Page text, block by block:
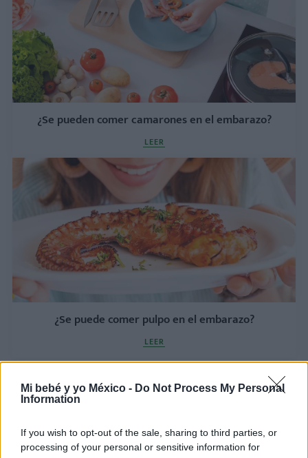
Mi bebé y yo México - Do Not Process My Personal
Information
If you wish to opt-out of the sale, sharing to third parties, or
processing of your personal or sensitive information for
¿Se pueden comer camarones en el embarazo?
LEER
¿Se puede comer pulpo en el embarazo?
LEER